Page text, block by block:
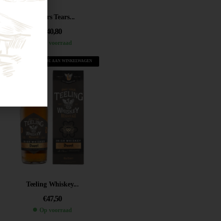
Writers Tears...
40,80
Op voorraad
VOEG TOE AAN WINKELWAGEN
Teeling Whiskey...
€47,50
Op voorraad